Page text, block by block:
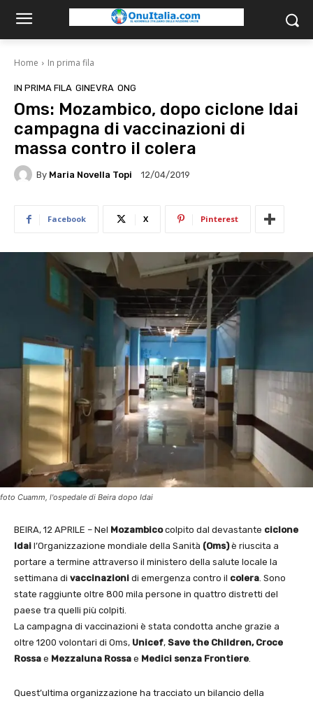
Home In prima fila
IN PRIMA FILA GINEVRA ONG
Oms: Mozambico, dopo ciclone Idai
campagna di vaccinazioni di
massa contro il colera
By Maria Novella Topi 12/04/2019
Facebook X Pinterest
foto Cuamm, l'ospedale di Beira dopo Idai
BEIRA, 12 APRILE – Nel Mozambicocolpito dal devastante ciclone
Idai l’Organizzazione mondiale della Sanità (Oms)è riuscita a
portare a termine attraverso il ministero della salute locale la
settimana di vaccinazioni di emergenza contro il colera. Sono
state raggiunte oltre 800 mila persone in quattro distretti del
paese tra quelli più colpiti.
La campagna di vaccinazioni è stata condotta anche grazie a
oltre 1200 volontari di Oms, Unicef, Save the Children, Croce
Rossa e Mezzaluna Rossa e Medici senza Frontiere.
Quest’ultima organizzazione ha tracciato un bilancio della